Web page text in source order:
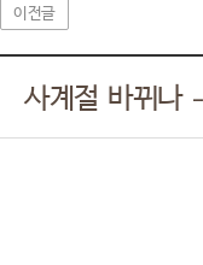
이전글
사계절 바뀌